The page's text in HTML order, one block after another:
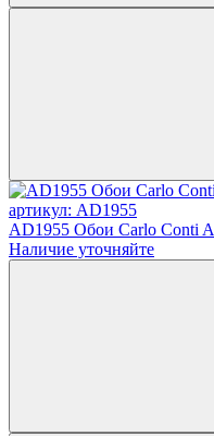
артикул: AD1955
AD1955 Обои Carlo Conti
Наличие уточняйте